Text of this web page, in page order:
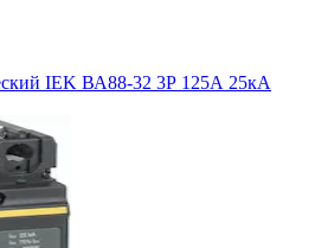
IEK ВА88-32 3Р 125А 25кА